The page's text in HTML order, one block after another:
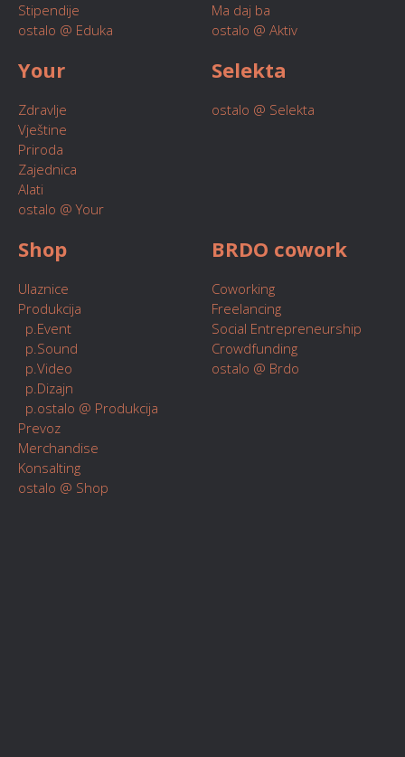
Stipendije
ostalo @ Eduka
Ma daj ba
ostalo @ Aktiv
Your
Zdravlje
Vještine
Priroda
Zajednica
Alati
ostalo @ Your
Selekta
ostalo @ Selekta
Shop
Ulaznice
Produkcija
p.Event
p.Sound
p.Video
p.Dizajn
p.ostalo @ Produkcija
Prevoz
Merchandise
Konsalting
ostalo @ Shop
BRDO cowork
Coworking
Freelancing
Social Entrepreneurship
Crowdfunding
ostalo @ Brdo